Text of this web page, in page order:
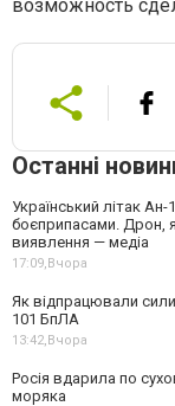
возможность
Останні
Український літак
боєприпасами. Дрон,
виявлення — медіа
17:09,Вчора
Як відпрацювали
101 БпЛА
13:42,Вчора
Росія вдарила по
моряка